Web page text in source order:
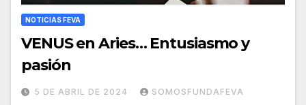
NOTICIAS FEVA
VENUS en Aries… Entusiasmo y
pasión
5 DE ABRIL DE 2024 SOMOSFUNDAFEVA